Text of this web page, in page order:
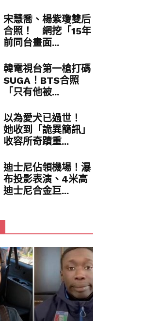
宋慧喬、楊紫瓊雙后
合照！ 網挖「15年
前同台畫面...
韓電視台第一槍打碼
SUGA！BTS合照
「只有他被...
以為愛犬已過世！
她收到「詭異簡訊」
收容所奇蹟重...
迪士尼佔領機場！瀑
布投影表演、4米高
迪士尼合金巨...